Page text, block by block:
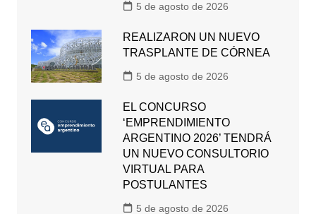
5 de agosto de 2026
REALIZARON UN NUEVO
TRASPLANTE DE CÓRNEA
5 de agosto de 2026
EL CONCURSO
‘EMPRENDIMIENTO
ARGENTINO 2026’ TENDRÁ
UN NUEVO CONSULTORIO
VIRTUAL PARA
POSTULANTES
5 de agosto de 2026